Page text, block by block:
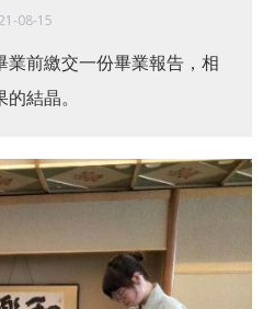
08-15
業前繳交一份畢業報告，相
結晶。